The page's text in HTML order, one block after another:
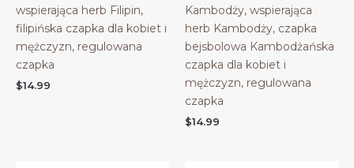
wspierająca herb Filipin,
filipińska czapka dla kobiet i
mężczyzn, regulowana
czapka
$14.99
Kambodży, wspierająca
herb Kambodży, czapka
bejsbolowa Kambodżańska
czapka dla kobiet i
mężczyzn, regulowana
czapka
$14.99